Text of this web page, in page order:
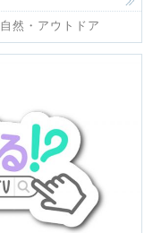
自然・アウトドア